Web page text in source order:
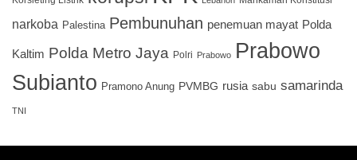
narkoba Palestina Pembunuhan penemuan mayat Polda
Kaltim Polda Metro Jaya Polri Prabowo Prabowo
Subianto Pramono Anung PVMBG rusia sabu samarinda
TNI